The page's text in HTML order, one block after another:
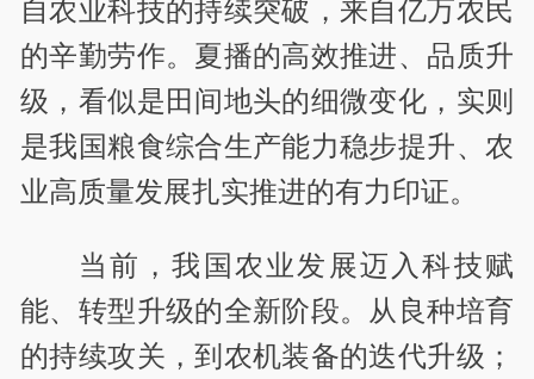
自农业科技的持续突破，来自亿万农民
的辛勤劳作。夏播的高效推进、品质升
级，看似是田间地头的细微变化，实则
是我国粮食综合生产能力稳步提升、农
业高质量发展扎实推进的有力印证。
当前，我国农业发展迈入科技赋
能、转型升级的全新阶段。从良种培育
的持续攻关，到农机装备的迭代升级；